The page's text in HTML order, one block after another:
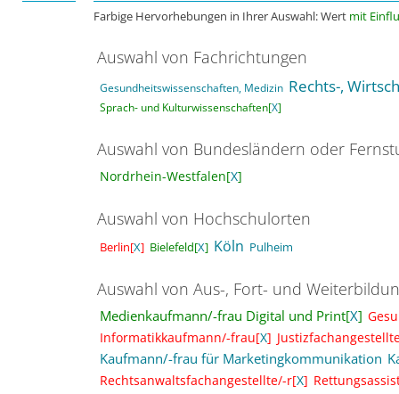
Farbige Hervorhebungen in Ihrer Auswahl: Wert mit
Auswahl von Fachrichtungen
Gesundheitswissenschaften, Medizin Rechts-,
Sprach- und Kulturwissenschaften[X]
Auswahl von Bundesländern oder
Nordrhein-Westfalen[X]
Auswahl von Hochschulorten
Berlin[X] Bielefeld[X] Köln Pulheim
Auswahl von Aus-, Fort- und
Medienkaufmann/-frau Digital und Print[X]
Informatikkaufmann/-frau[X]
Kaufmann/-frau für Marketingkommunikation
Rechtsanwaltsfachangestellte/-r[X]